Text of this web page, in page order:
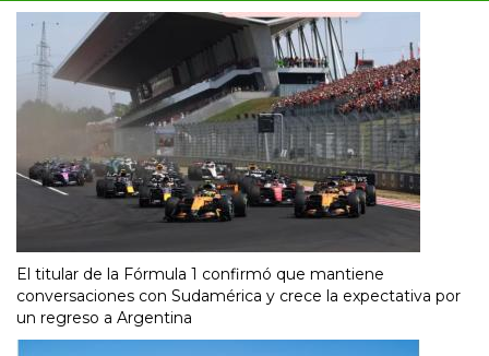
El titular de la Fórmula 1 confirmó que mantiene
conversaciones con Sudamérica y crece la expectativa por
un regreso a Argentina